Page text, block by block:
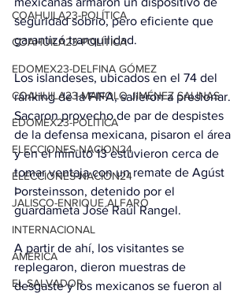
COAHUILA23-POLÍTICA
COAHUILA23-POLÍTICA
EDOMEX23-DELFINA GÓMEZ
COAHUILA23-MANOLO JIMÉNEZ SALINAS
EDOMEX23-POLÍTICA
ELECCIONES-NACION24
ELECCIONES-NACION24
JALISCO-ENRIQUE ALFARO
INTERNACIONAL
AMÉRICA
EL SALVADOR
seguridad sobrio, pero eficiente que
garantizó tranquilidad.
Los islandeses, ubicados en el 74 del
ránking de la FIFA, salieron a presionar.
Sacaron provecho de par de despistes
de la defensa mexicana, pisaron el área
y en el minuto 13 estuvieron cerca de
tomar ventaja con un remate de Agúst
Þorsteinsson, detenido por el
guardameta José Raúl Rangel.
A partir de ahí, los visitantes se
replegaron, dieron muestras de
desgaste y los mexicanos se fueron al